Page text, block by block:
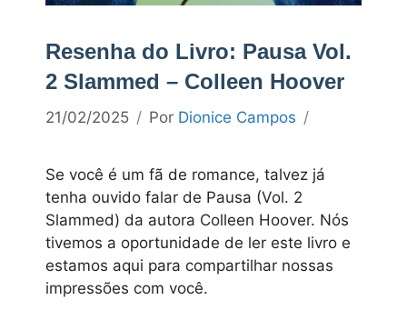
Resenha do Livro: Pausa Vol.
2 Slammed – Colleen Hoover
21/02/2025 Por Dionice Campos
Se você é um fã de romance, talvez já
tenha ouvido falar de Pausa (Vol. 2
Slammed) da autora Colleen Hoover. Nós
tivemos a oportunidade de ler este livro e
estamos aqui para compartilhar nossas
impressões com você.